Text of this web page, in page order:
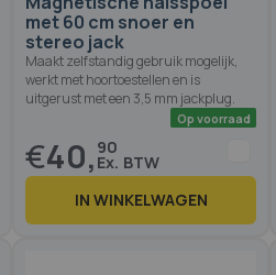
Op voorraad
met 60 cm snoer en
stereo jack
Maakt zelfstandig gebruik mogelijk,
werkt met hoortoestellen en is
uitgerust met een 3,5 mm jackplug.
€40, 90
IN WINKELWAGEN